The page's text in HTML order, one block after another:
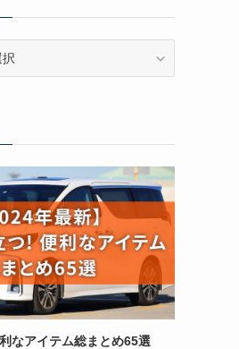
なアイテム総まとめ65選